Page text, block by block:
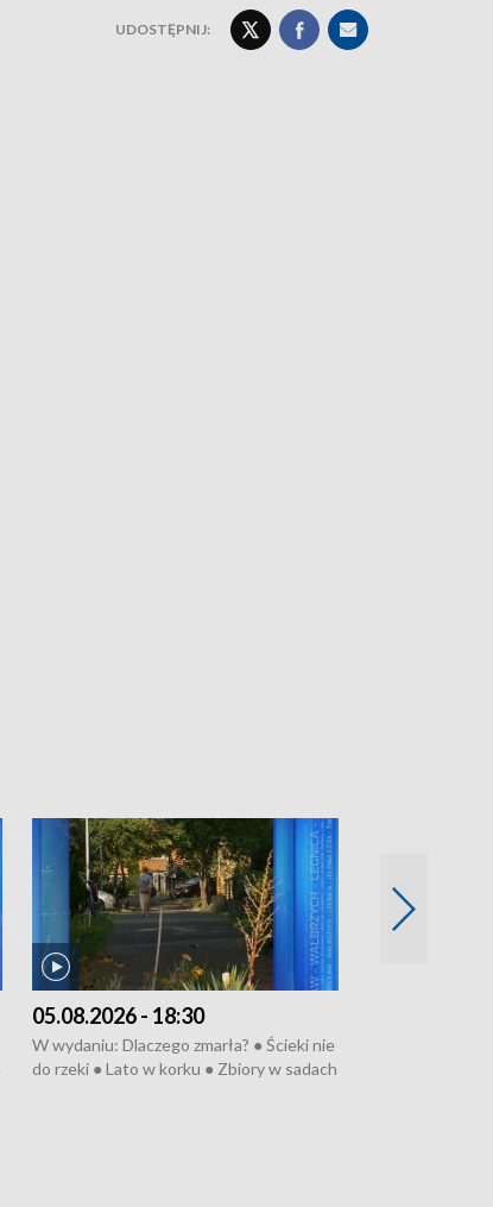
UDOSTĘPNIJ:
05.08.2026 - 18:30
W wydaniu: Dlaczego zmarła? ● Ścieki nie
do rzeki ● Lato w korku ● Zbiory w sadach